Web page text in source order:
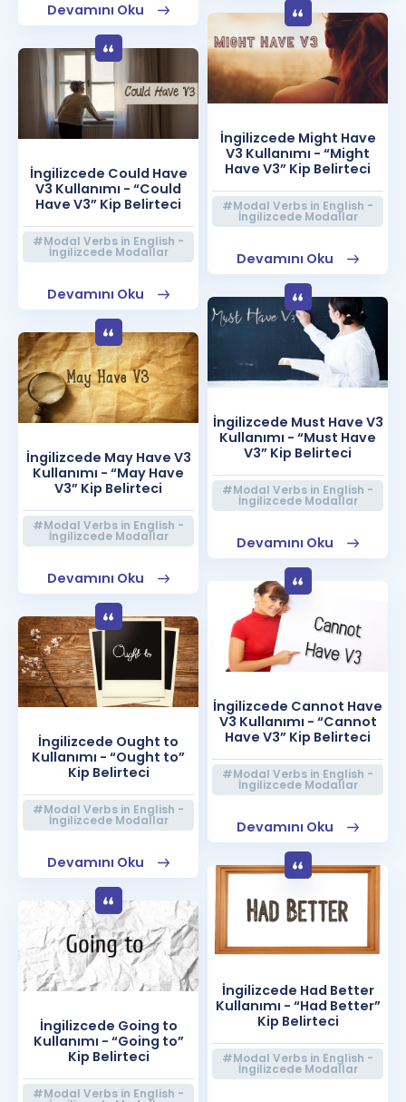
Devamını Oku
İngilizcede Might Have
V3 Kullanımı - “Might
Have V3” Kip Belirteci
#Modal Verbs in English -
İngilizcede Modallar
Devamını Oku
İngilizcede Could Have
V3 Kullanımı - “Could
Have V3” Kip Belirteci
#Modal Verbs in English -
İngilizcede Modallar
Devamını Oku
İngilizcede Must Have V3
Kullanımı - “Must Have
V3” Kip Belirteci
#Modal Verbs in English -
İngilizcede Modallar
Devamını Oku
İngilizcede May Have V3
Kullanımı - “May Have
V3” Kip Belirteci
#Modal Verbs in English -
İngilizcede Modallar
Devamını Oku
İngilizcede Cannot Have
V3 Kullanımı - “Cannot
Have V3” Kip Belirteci
#Modal Verbs in English -
İngilizcede Modallar
Devamını Oku
İngilizcede Ought to
Kullanımı - “Ought to”
Kip Belirteci
#Modal Verbs in English -
İngilizcede Modallar
Devamını Oku
İngilizcede Had Better
Kullanımı - “Had Better”
Kip Belirteci
#Modal Verbs in English -
İngilizcede Modallar
İngilizcede Going to
Kullanımı - “Going to”
Kip Belirteci
#Modal Verbs in English -